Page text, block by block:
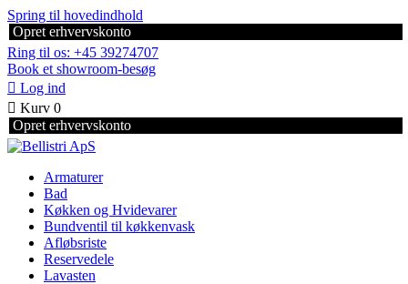
Spring til hovedindhold
Opret erhvervskonto
Ring til os: +45 39274707
Book et showroom-besøg
 Log ind
 Kurv 0
Opret erhvervskonto
Armaturer
Bad
Køkken og Hvidevarer
Bundventil til køkkenvask
Afløbsriste
Reservedele
Lavasten